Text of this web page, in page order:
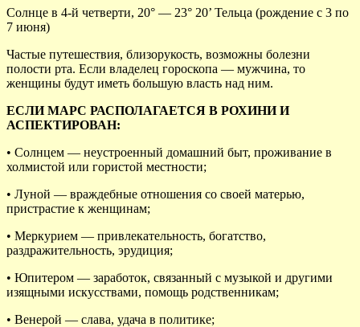
Солнце в 4-й четверти, 20° — 23° 20’ Тельца (рождение с 3 по
7 июня)
Частые путешествия, близорукость, возможны болезни
полости рта. Если владелец гороскопа — мужчина, то
женщины будут иметь большую власть над ним.
ЕСЛИ МАРС РАСПОЛАГАЕТСЯ В РОХИНИ И
АСПЕКТИРОВАН:
• Солнцем — неустроенный домашний быт, проживание в
холмистой или гористой местности;
• Луной — враждебные отношения со своей матерью,
пристрастие к женщинам;
• Меркурием — привлекательность, богатство,
раздражительность, эрудиция;
• Юпитером — заработок, связанный с музыкой и другими
изящными искусствами, помощь родственникам;
• Венерой — слава, удача в политике;